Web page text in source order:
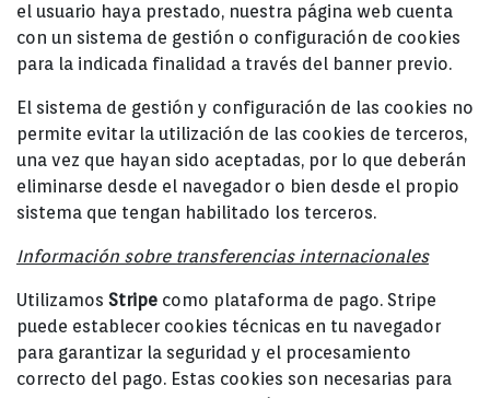
el usuario haya prestado, nuestra página web cuenta
con un sistema de gestión o configuración de cookies
para la indicada finalidad a través del banner previo.
El sistema de gestión y configuración de las cookies no
permite evitar la utilización de las cookies de terceros,
una vez que hayan sido aceptadas, por lo que deberán
eliminarse desde el navegador o bien desde el propio
sistema que tengan habilitado los terceros.
Información sobre transferencias internacionales
Utilizamos Stripe como plataforma de pago. Stripe
puede establecer cookies técnicas en tu navegador
para garantizar la seguridad y el procesamiento
correcto del pago. Estas cookies son necesarias para